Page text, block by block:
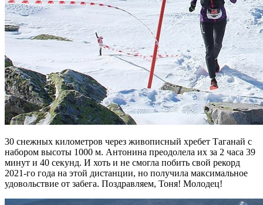
30 снежных километров через живописный хребет Таганай с
набором высоты 1000 м. Антонина преодолела их за 2 часа 39
минут и 40 секунд. И хоть и не смогла побить свой рекорд
2021-го года на этой дистанции, но получила максимальное
удовольствие от забега. Поздравляем, Тоня! Молодец!